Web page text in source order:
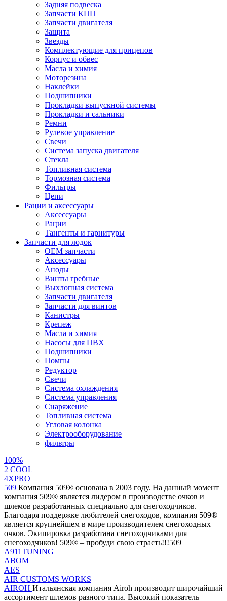
Задняя подвеска
Запчасти КПП
Запчасти двигателя
Защита
Звезды
Комплектующие для прицепов
Корпус и обвес
Масла и химия
Моторезина
Наклейки
Подшипники
Прокладки выпускной системы
Прокладки и сальники
Ремни
Рулевое управление
Свечи
Система запуска двигателя
Стекла
Топливная система
Тормозная система
Фильтры
Цепи
Рации и аксессуары
Аксессуары
Рации
Тангенты и гарнитуры
Запчасти для лодок
OEM запчасти
Аксессуары
Аноды
Винты гребные
Выхлопная система
Запчасти двигателя
Запчасти для винтов
Канистры
Крепеж
Масла и химия
Насосы для ПВХ
Подшипники
Помпы
Редуктор
Свечи
Система охлаждения
Система управления
Снаряжение
Топливная система
Угловая колонка
Электрооборудование
фильтры
100%
2 СOOL
4XPRO
509 Компания 509® основана в 2003 году. На данный момент
компания 509® является лидером в производстве очков и
шлемов разработанных специально для снегоходчиков.
Благодаря поддержке любителей снегоходов, компания 509®
является крупнейшем в мире производителем снегоходных
очков. Экипировка разработана снегоходчиками для
снегоходчиков! 509® – пробуди свою страсть!!!509
A911TUNING
ABOM
AES
AIR CUSTOMS WORKS
AIROH Итальянская компания Airoh производит широчайший
ассортимент шлемов разного типа. Высокий показатель